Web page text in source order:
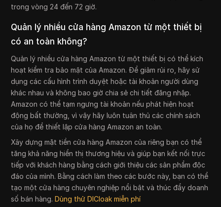
trong vòng 24 đến 72 giờ.
Quản lý nhiều cửa hàng Amazon từ một thiết bị
có an toàn không?
Quản lý nhiều cửa hàng Amazon từ một thiết bị có thể kích
hoạt kiểm tra bảo mật của Amazon. Để giảm rủi ro, hãy sử
dụng các cấu hình trình duyệt hoặc tài khoản người dùng
khác nhau và không bao giờ chia sẻ chi tiết đăng nhập.
Amazon có thể tạm ngưng tài khoản nếu phát hiện hoạt
động bất thường, vì vậy hãy luôn tuân thủ các chính sách
của họ để thiết lập cửa hàng Amazon an toàn.
Xây dựng mặt tiền cửa hàng Amazon của riêng bạn có thể
tăng khả năng hiển thị thương hiệu và giúp bạn kết nối trực
tiếp với khách hàng bằng cách giới thiệu các sản phẩm độc
đáo của mình. Bằng cách làm theo các bước này, bạn có thể
tạo một cửa hàng chuyên nghiệp nổi bật và thúc đẩy doanh
số bán hàng.Dùng thử DICloak miễn phí